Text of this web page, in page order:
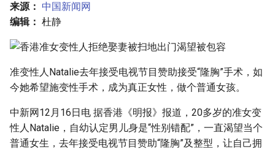
i
n
s
e
来源： 中国新闻网
编辑： 杜静
准变性人Natalie去年接受电视节目赞助接受“隆胸”手术，如
今她希望施变性手术，成为真正女性，做个普通女孩。
中新网12月16日电 据香港《明报》报道，20多岁的准女变
性人Natalie，自幼认定男儿身是“性别错配”，一直渴望当个
普通女生，去年接受电视节目赞助“隆胸”及整型，让自己拥